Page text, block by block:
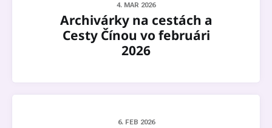
4. MAR 2026
Archivárky na cestách a
Cesty Čínou vo februári
2026
6. FEB 2026